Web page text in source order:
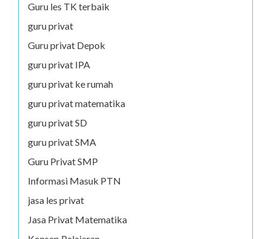
Guru les TK terbaik
guru privat
Guru privat Depok
guru privat IPA
guru privat ke rumah
guru privat matematika
guru privat SD
guru privat SMA
Guru Privat SMP
Informasi Masuk PTN
jasa les privat
Jasa Privat Matematika